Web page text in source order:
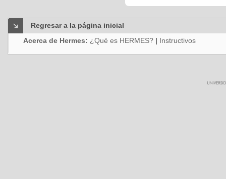
Regresar a la página inicial
Acerca de Hermes: ¿Qué es HERMES? | Instructivos